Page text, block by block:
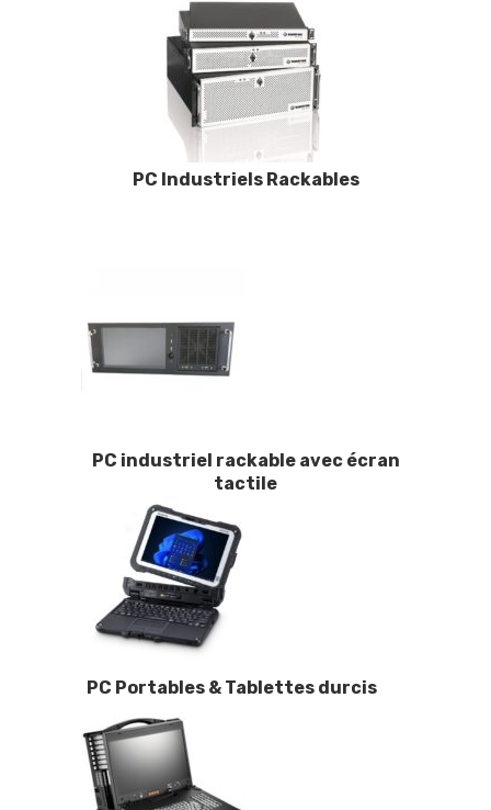
PC Industriels Rackables
PC industriel rackable avec écran
tactile
PC Portables & Tablettes durcis